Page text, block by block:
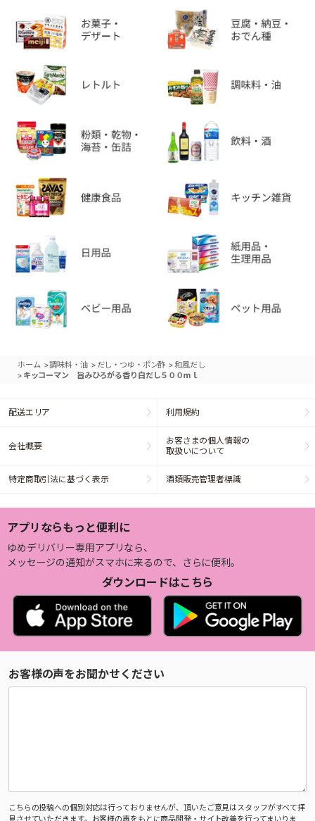
ホーム >調味料・油 > だし・つゆ・ポン酢 >和風だし
> キッコーマン 旨みひろがる香り白だし５００ｍｌ
配送エリア 利用規約
会社概要
お客さまの個人情報の
取扱いについて
特定商取引法に基づく表示 酒類販売管理者標識
アプリならもっと便利に
ゆめデリバリー専用アプリなら、
メッセージの通知がスマホに来るので、さらに便利。
ダウンロードはこちら
お客様の声をお聞かせください
こちらの投稿への個別対応は行っておりませんが、頂いたご意見はスタッフがすべて拝
見させていただきます。お客様の声をもとに商品開発・サイト改善を行ってまいりま